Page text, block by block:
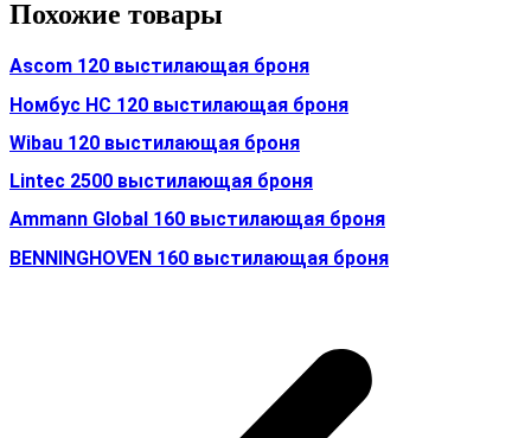
Похожие товары
Ascom 120 выстилающая броня
Номбус HC 120 выстилающая броня
Wibau 120 выстилающая броня
Lintec 2500 выстилающая броня
Ammann Global 160 выстилающая броня
BENNINGHOVEN 160 выстилающая броня